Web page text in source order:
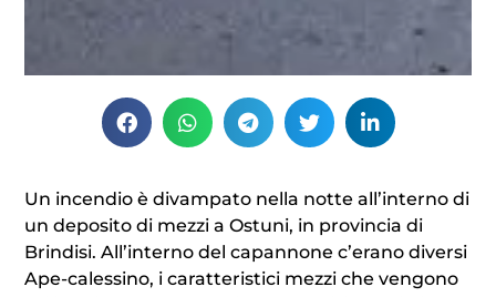
Un incendio è divampato nella notte all’interno di
un deposito di mezzi a Ostuni, in provincia di
Brindisi. All’interno del capannone c’erano diversi
Ape-calessino, i caratteristici mezzi che vengono